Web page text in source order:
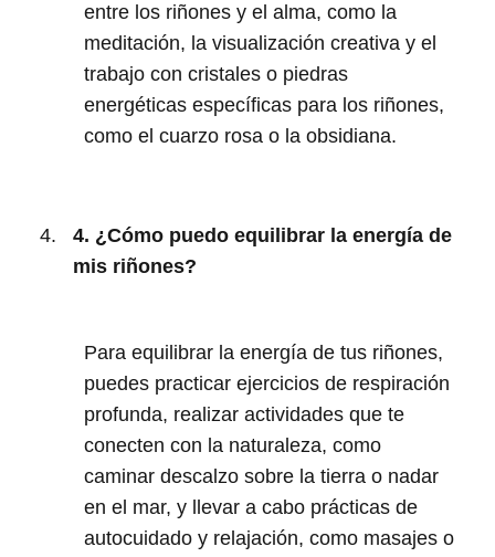
entre los riñones y el alma, como la
meditación, la visualización creativa y el
trabajo con cristales o piedras
energéticas específicas para los riñones,
como el cuarzo rosa o la obsidiana.
4. ¿Cómo puedo equilibrar la energía de
mis riñones?
Para equilibrar la energía de tus riñones,
puedes practicar ejercicios de respiración
profunda, realizar actividades que te
conecten con la naturaleza, como
caminar descalzo sobre la tierra o nadar
en el mar, y llevar a cabo prácticas de
autocuidado y relajación, como masajes o